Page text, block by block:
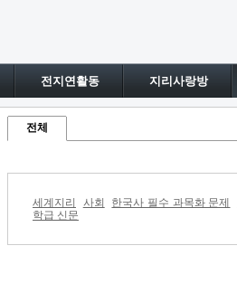
전지연활동 지리사랑방
전체
세계지리 사회 한국사 필수 과목화 문제
학급 신문